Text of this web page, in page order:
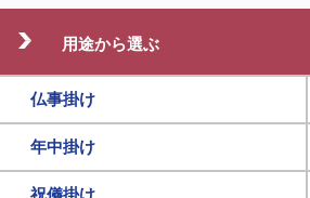
用途から選ぶ
仏事掛け
年中掛け